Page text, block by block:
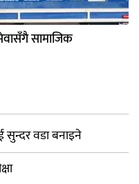
सामाजिक
सुन्दर वडा बनाइने